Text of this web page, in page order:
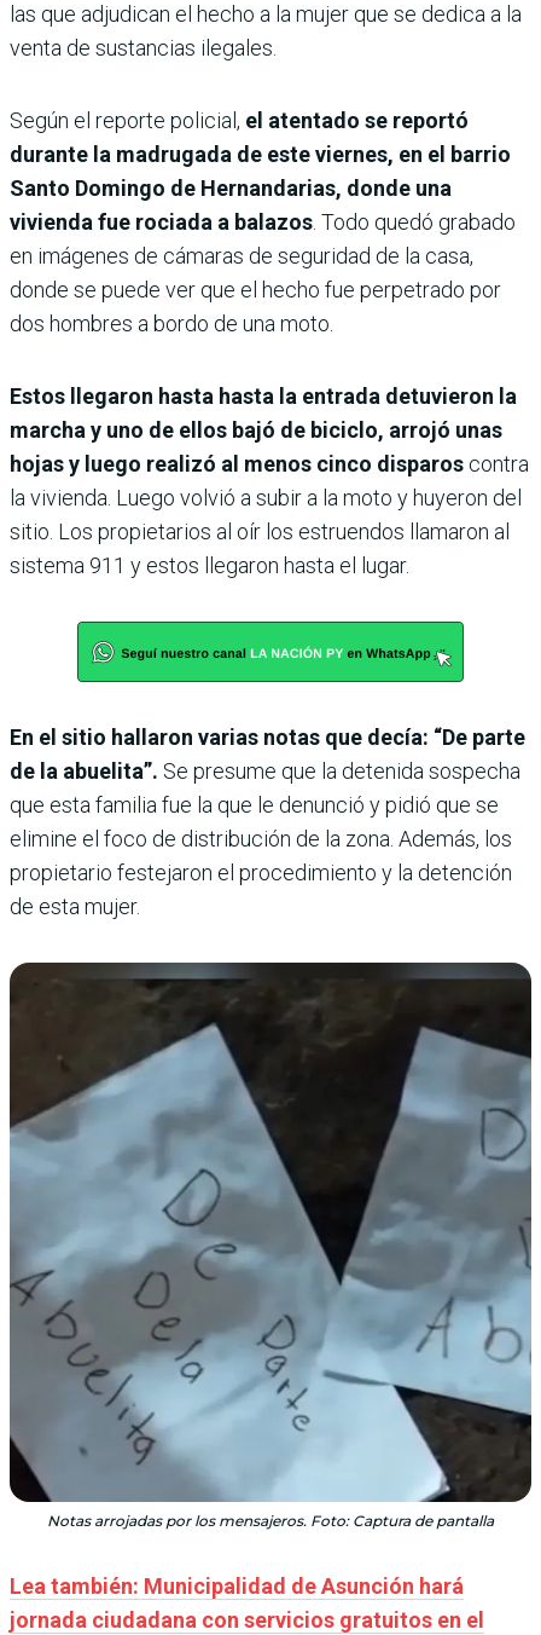
las que adjudican el hecho a la mujer que se dedica a la
venta de sustancias ilegales.
Según el reporte policial, el atentado se reportó
durante la madrugada de este viernes, en el barrio
Santo Domingo de Hernandarias, donde una
vivienda fue rociada a balazos . Todo quedó grabado
en imágenes de cámaras de seguridad de la casa,
donde se puede ver que el hecho fue perpetrado por
dos hombres a bordo de una moto.
Estos llegaron hasta hasta la entrada detuvieron la
marcha y uno de ellos bajó de biciclo, arrojó unas
hojas y luego realizó al menos cinco disparos contra
la vivienda. Luego volvió a subir a la moto y huyeron del
sitio. Los propietarios al oír los estruendos llamaron al
sistema 911 y estos llegaron hasta el lugar.
En el sitio hallaron varias notas que decía: “De parte
de la abuelita”. Se presume que la detenida sospecha
que esta familia fue la que le denunció y pidió que se
elimine el foco de distribución de la zona. Además, los
propietario festejaron el procedimiento y la detención
de esta mujer.
Notas arrojadas por los mensajeros. Foto: Captura de pantalla
Lea también: Municipalidad de Asunción hará
jornada ciudadana con servicios gratuitos en el